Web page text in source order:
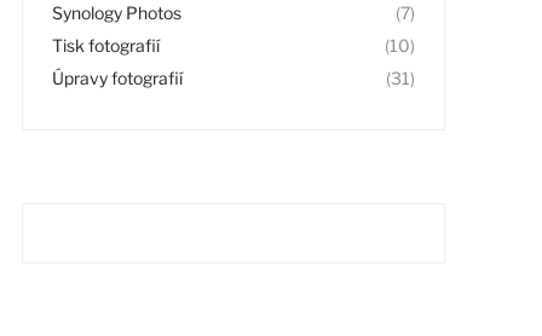
Synology Photos
(7)
Tisk fotografií
(10)
Úpravy fotografií
(31)